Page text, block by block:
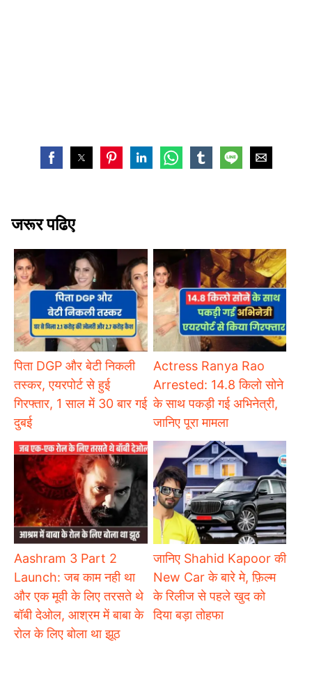
जरूर पढिए
पिता DGP और बेटी निकली
तस्कर, एयरपोर्ट से हुई
गिरफ्तार, 1 साल में 30 बार गई
दुबई
Actress Ranya Rao
Arrested: 14.8 किलो सोने
के साथ पकड़ी गई अभिनेत्री,
जानिए पूरा मामला
Aashram 3 Part 2
Launch: जब काम नही था
और एक मूवी के लिए तरसते थे
बॉबी देओल, आश्रम में बाबा के
रोल के लिए बोला था झूठ
जानिए Shahid Kapoor की
New Car के बारे मे, फ़िल्म
के रिलीज से पहले खुद को
दिया बड़ा तोहफा